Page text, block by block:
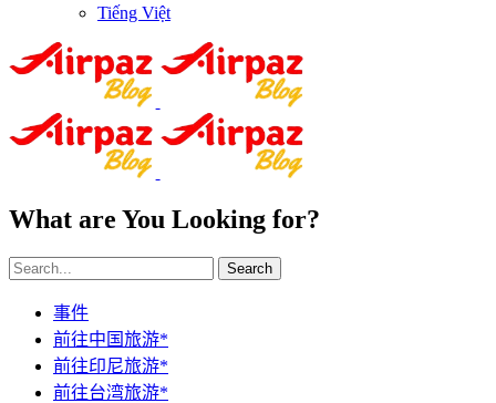
Tiếng Việt
What are You Looking for?
Search
事件
前往中国旅游*
前往印尼旅游*
前往台湾旅游*